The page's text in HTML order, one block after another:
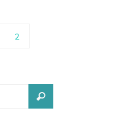
2